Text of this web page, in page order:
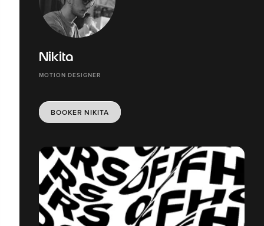
Nikita
MOTION DESIGNER
BOOKER NIKITA